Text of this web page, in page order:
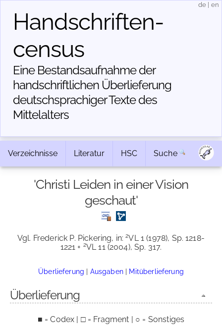
Handschriften­
census
Eine Bestandsaufnahme der
handschriftlichen Über­lieferung
deutschsprachiger Texte des
Mittelalters
de en
Verzeichnisse Literatur HSC Suche
'Christi Leiden in einer Vision
geschaut'
Vgl. Frederick P. Pickering, in:2VL 1 (1978), Sp. 1218-
1221 + 2VL 11 (2004), Sp. 317.
Überlieferung | Ausgaben| Mitüberlieferung
Überlieferung
■ = Codex | □ = Fragment | ○ = Sonstiges